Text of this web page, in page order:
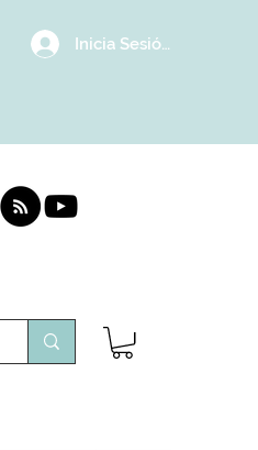
Inicia Sesión/